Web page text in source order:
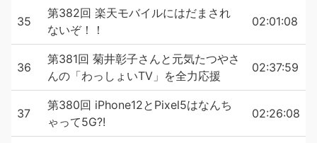
35
第382回 楽天モバイルにはだまされ
ないぞ！！
02:01:08
36
第381回 菊井彰子さんと元気たつやさ
んの「わっしょいTV」を全力応援
02:37:59
37
第380回 iPhone12とPixel5はなんち
ゃって5G?!
02:26:08